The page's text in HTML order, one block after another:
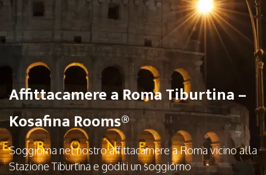
Affittacamere a Roma Tiburtina –
Kosafina Rooms®
Soggiorna nel nostro affittacamere a Roma vicino alla
Stazione Tiburtina e goditi un soggiorno